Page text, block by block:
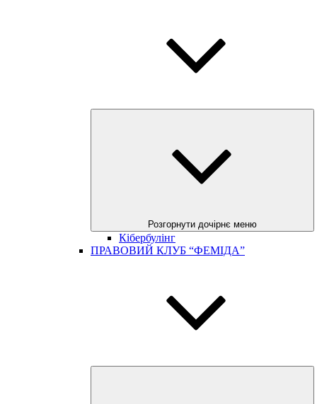
Розгорнути дочірнє меню
Кібербулінг
ПРАВОВИЙ КЛУБ “ФЕМІДА”